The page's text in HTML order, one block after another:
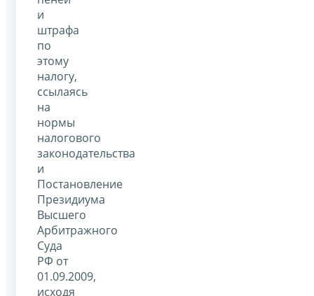
и
штрафа
по
этому
налогу,
ссылаясь
на
нормы
налогового
законодательства
и
Постановление
Президиума
Высшего
Арбитражного
Суда
РФ от
01.09.2009,
исходя